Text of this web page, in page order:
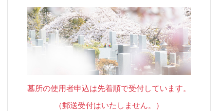
墓所の使用者申込は先着順で受付しています。
（郵送受付はいたしません。）